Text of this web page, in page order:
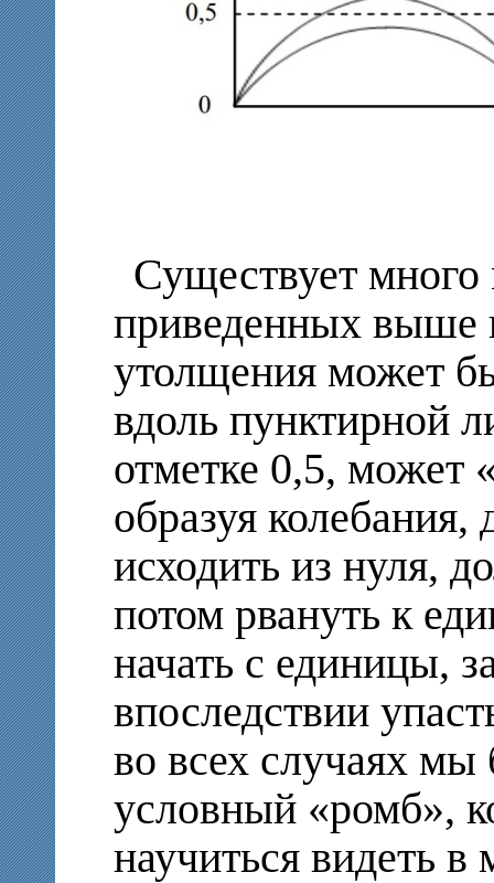
Существует
приведенных выше
утолщения может
вдоль пунктирной
отметке 0,5, может
образуя
исходить из нуля,
потом рвануть к
начать с единицы,
впоследствии
во всех случаях мы
условный «ромб»,
научиться видеть в